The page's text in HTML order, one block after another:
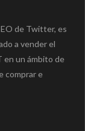
de Twitter, es
a vender el
en un ámbito de
comprar e